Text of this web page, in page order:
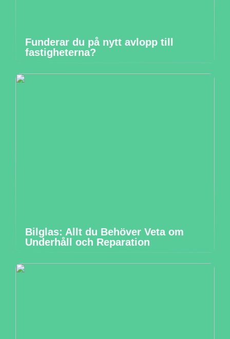
Funderar du på nytt avlopp till
fastigheterna?
Bilglas: Allt du Behöver Veta om
Underhåll och Reparation